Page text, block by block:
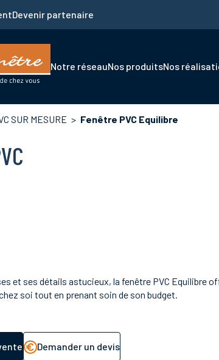
Devenir partenaire
Navigation
Notre réseauNos produitsNos
SUR MESURE Fenêtre PVC Equilibre
et ses détails astucieux, la fenêtre PVC Equilibre
soi tout en prenant soin de son budget.
Demander un devis